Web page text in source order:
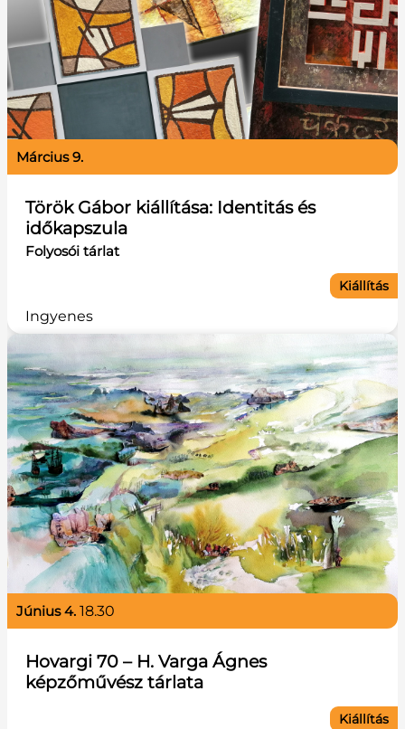
Török Gábor kiállítása: Identitás és
időkapszula
Folyosói tárlat
március 9.
Ingyenes
Kiállítás
Hovargi 70 – H. Varga Ágnes
képzőművész tárlata
június 4. 18.30
Kiállítás